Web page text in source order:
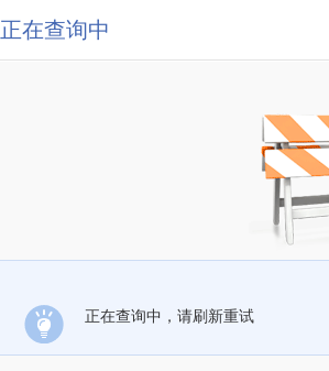
正在查询中
正在查询中，请刷新重试